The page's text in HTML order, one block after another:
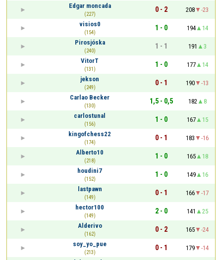
Edgar moncada
(227)
0 - 2 208
-23
visios0
(154)
1 - 0 194
14
Pirosjóska
(240)
1 - 1 191
3
VitorT
(131)
1 - 0 177
14
jekson
(249)
0 - 1 190
-13
Carlao Becker
(130)
1,5 - 0,5 182
8
carlostunal
(156)
1 - 0 167
15
kingofchess22
(174)
0 - 1 183
-16
Alberto10
(218)
1 - 0 165
18
houdini7
(152)
1 - 0 149
16
lastpawn
(149)
0 - 1 166
-17
hector100
(149)
2 - 0 141
25
Alderivo
(162)
0 - 2 165
-24
soy_yo_pue
(213)
0 - 1 179
-14